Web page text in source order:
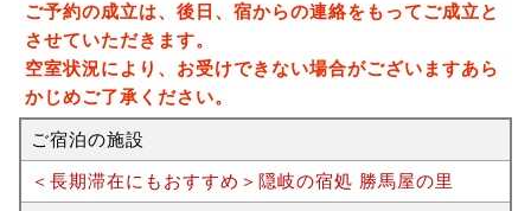
ご予約の成立は、後日、宿からの連絡をもってご成立と
させていただきます。
空室状況により、お受けできない場合がございますあら
かじめご了承ください。
ご宿泊の施設
＜長期滞在にもおすすめ＞隠岐の宿処 勝馬屋の里